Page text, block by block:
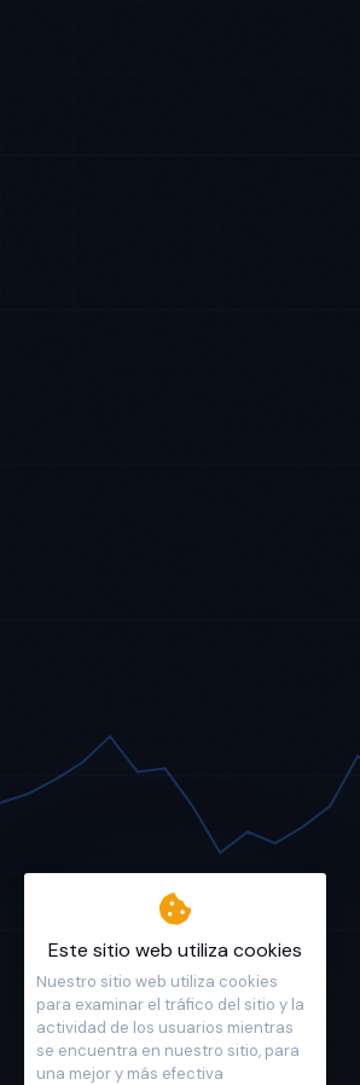
Este sitio web utiliza cookies
Nuestro sitio web utiliza cookies
para examinar el tráfico del sitio y la
actividad de los usuarios mientras
se encuentra en nuestro sitio, para
una mejor y más efectiva